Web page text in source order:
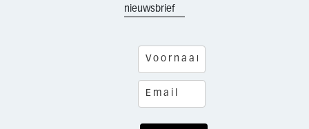
nieuwsbrief